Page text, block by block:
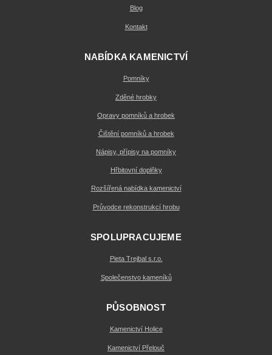
Blog
Kontakt
NABÍDKA KAMENICTVÍ
Pomníky
Zděné hrobky
Opravy pomníků a hrobek
Čištění pomníků a hrobek
Nápisy, přípisy na pomníky
Hřbitovní doplňky
Rozšířená nabídka kamenictví
Průvodce rekonstrukcí hrobu
SPOLUPRACUJEME
Pieta Trejbal s.r.o.
Společenstvo kameníků
PŮSOBNOST
Kamenictví Holice
Kamenictví Přelouč